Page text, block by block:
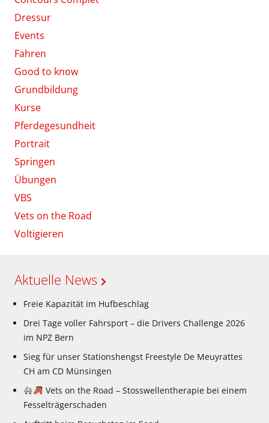
Dressur
Events
Fahren
Good to know
Grundbildung
Kurse
Pferdegesundheit
Portrait
Springen
Übungen
VBS
Vets on the Road
Voltigieren
Aktuelle News
Freie Kapazität im Hufbeschlag
Drei Tage voller Fahrsport – die Drivers Challenge 2026
im NPZ Bern
Sieg für unser Stationshengst Freestyle De Meuyrattes
CH am CD Münsingen
Vets on the Road – Stosswellentherapie bei einem
Fesselträgerschaden